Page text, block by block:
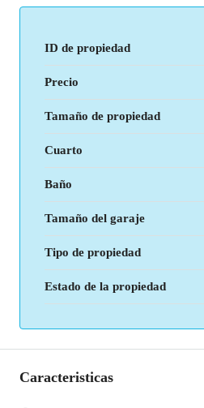
ID de propiedad
Precio
Tamaño de propiedad
Cuarto
Baño
Tamaño del garaje
Tipo de propiedad
Estado de la propiedad
Caracteristicas